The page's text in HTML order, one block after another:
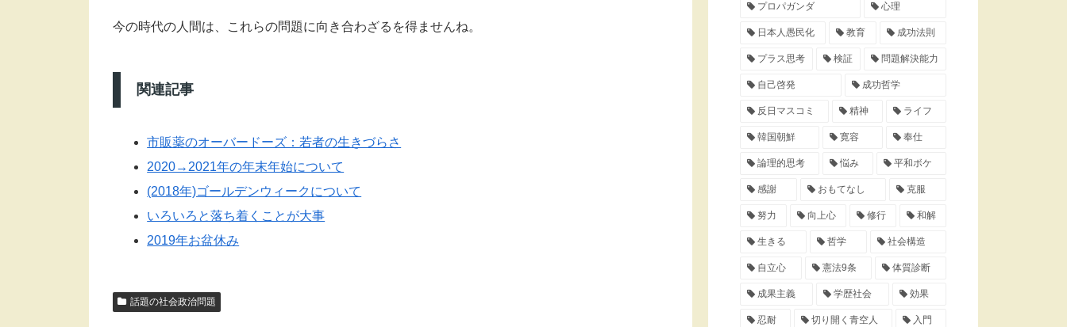
今の時代の人間は、これらの問題に向き合わざるを得ませんね。
関連記事
市販薬のオーバードーズ：若者の生きづらさ
2020→2021年の年末年始について
(2018年)ゴールデンウィークについて
いろいろと落ち着くことが大事
2019年お盆休み
話題の社会政治問題
プロパガンダ 心理
日本人愚民化 教育 成功法則
プラス思考 検証 問題解決能力
自己啓発 成功哲学
反日マスコミ 精神 ライフ
韓国朝鮮 寛容 奉仕
論理的思考 悩み 平和ボケ
感謝 おもてなし 克服
努力 向上心 修行 和解
生きる 哲学 社会構造
自立心 憲法9条 体質診断
成果主義 学歴社会 効果
忍耐 切り開く青空人 入門